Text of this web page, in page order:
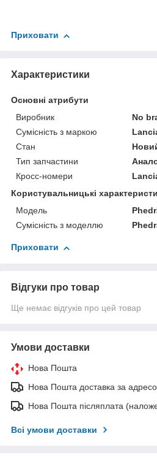
Приховати
Характеристики
Основні атрибути
Виробник
No
Сумісність з маркою
Стан
Тип запчастини
Кросс-номери
Користувальницькі
Мoдель
Сумісність з моделлю
Приховати
Відгуки про товар
Ще немає відгуків про цей товар
Умови доставки
Нова Пошта
Нова Пошта доставка за
Нова Пошта післяплата
Всі умови доставки